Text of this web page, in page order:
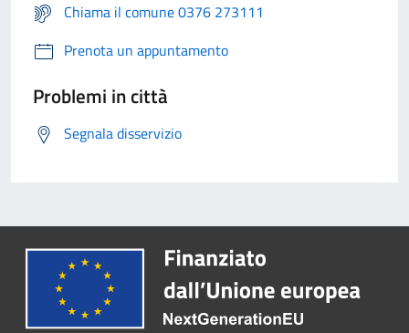
Chiama il comune 0376 273111
Prenota un appuntamento
Problemi in città
Segnala disservizio